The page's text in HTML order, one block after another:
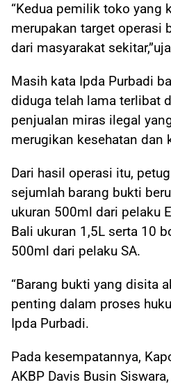
“Kedua pemilik toko yang
merupakan target operasi
dari masyarakat
Masih kata Ipda Purbadi
diduga telah lama terlibat
penjualan miras ilegal
merugikan kesehatan dan
Dari hasil operasi itu,
sejumlah barang bukti
ukuran 500ml dari pelaku
Bali ukuran 1,5L serta 10
500ml dari pelaku SA.
“Barang bukti yang disita
penting dalam proses
Ipda Purbadi.
Pada kesempatannya,
AKBP Davis Busin